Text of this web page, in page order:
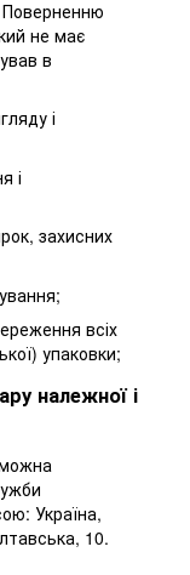
Поверненню
не має
в
і
і
захисних
всіх
упаковки;
належної і
Україна,
10.